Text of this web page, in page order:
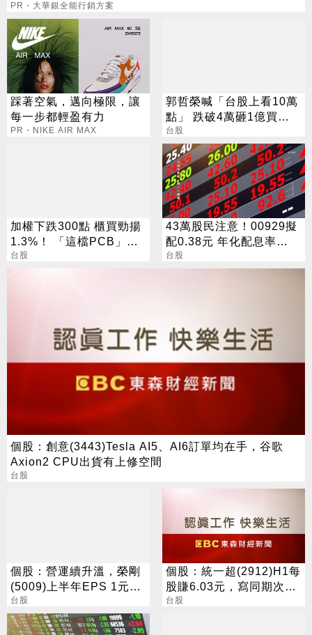
PR・大華銀全能行銷方案
踩著空氣，邁向極限，讓
每一步都輕盈有力
PR・NIKE AIR MAX
郭哲榮喊「台股上看10萬
點」 跌破4萬砸1億買
0050
台股
加權下跌300點 櫃買勁揚
1.3%！ 「這檔PCB」連3
天漲停
台股
43萬股民注意！00929擬
配0.38元 年化配息率
16.5%
台股
個股：創意(3443)Tesla AI5、AI6訂單均在手，谷歌
Axion2 CPU出貨有上修空間
台股
個股：營運續升溫，榮剛
(5009)上半年EPS 1元，
新產能助攻中長期成長
台股
個股：統一超(2912)H1每
股賺6.03元，寫同期次
高，看好Q3營運穩健成長
台股